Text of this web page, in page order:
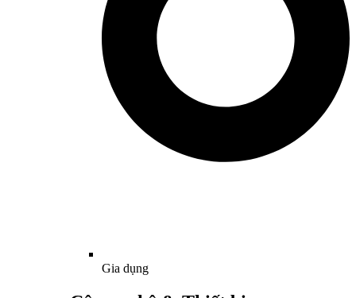
Gia dụng